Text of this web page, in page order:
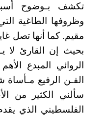
تكشف بـوضوح
وظروفها الطاغية
مقيم. كما أنها تصل
بحيث إن القارئ لا
الروائي المبدع
الفـن الرفيع مـأساة
سألني الكثير من
الفلسطيني الذي يقدم